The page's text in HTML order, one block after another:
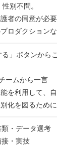
別不問。
者の同意が必要
ロダクション
る」ボタンから
ームから一言
を利用して、
化を図るため
・データ選考
・実技